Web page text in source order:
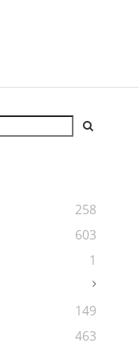
258
603
1
149
463